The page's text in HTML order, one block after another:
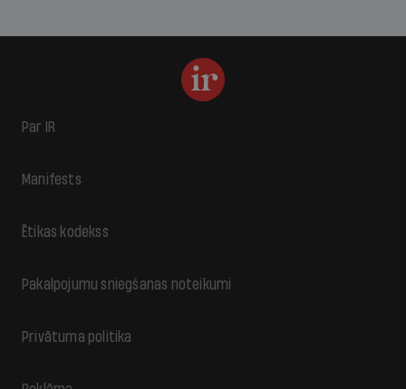
Par IR
Manifests
Ētikas kodekss
Pakalpojumu sniegšanas noteikumi
Privātuma politika